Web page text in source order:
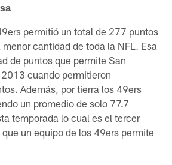
permitió un total de 277 puntos
cantidad de toda la NFL. Esa
de puntos que permite San
cuando permitieron
Además, por tierra los 49ers
un promedio de solo 77.7
temporada lo cual es el tercer
un equipo de los 49ers permite